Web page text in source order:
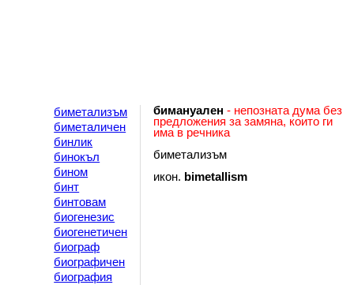
биметализъм
биметаличен
бинлик
бинокъл
бином
бинт
бинтовам
биогенезис
биогенетичен
биограф
биографичен
биография
бимануален - непозната дума без
предложения за замяна, които ги
има в речника
биметализъм
икон. bimetallism